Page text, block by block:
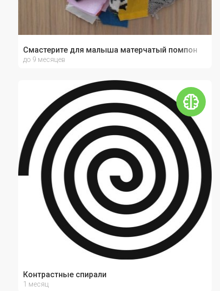
Смастерите для малыша матерчатый помпон
до 9 месяцев
Контрастные спирали
1 месяц